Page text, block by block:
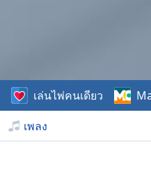
เพลง
เล่นไพ่คนเดียว